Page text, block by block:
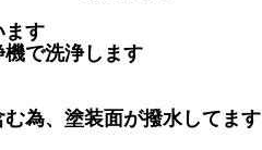
ます
で洗浄します
為、塗装面が撥水してます